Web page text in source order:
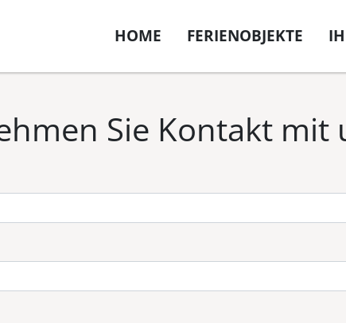
HOME FERIENOBJEKTE
Sie Kontakt mit